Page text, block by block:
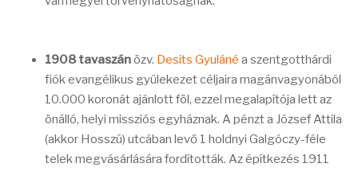
1908 tavaszánözv. Desits Gyuláné a szentgotthárdi
fiók evangélikus gyülekezet céljaira magánvagyonából
10.000 koronát ajánlott föl, ezzel megalapítója lett az
önálló, helyi missziós egyháznak. A pénzt a József Attila
(akkor Hosszú) utcában levő 1 holdnyi Galgóczy-féle
telek megvásárlására fordították. Az építkezés 1911